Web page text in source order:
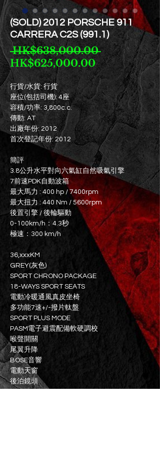
(SOLD) 2012 PORSCHE 911
CARRERA C2S (991.1)
HK$638,000.00 一
般
價
格
HK$625,000.00促
銷
價
格
行貨/水貨: 行貨
座位(包括司機): 4座
容積/功率: 3,800c.c.
傳動: AT
出廠年份: 2012
首次登記年份: 2012
簡評
3.8公升水平對向六氣缸自然吸氣引擎
7前速PDK自動波箱
最大馬力 : 400 hp / 7400rpm
最大扭力 : 440 Nm / 5600rpm
後置引擎 / 後輪驅動
0-100km/h：4.3秒
極速：300 km/h
36,xxxKM
GREY(灰色)
SPORT CHRONO PACKAGE
18-WAYS SPORT SEATS
電動冷暖通風真皮坐椅
多功能7速+/-撥片軚盤
SPORT PLUS MODE
PASM電子避震配備軟硬調校
喉聲開關
尾翼升降
BOSE音響
電動天窗
後泊鏡頭